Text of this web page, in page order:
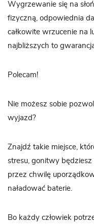
Wygrzewanie się na
fizyczną, odpowiednia
całkowite wrzucenie na
najbliższych to
Polecam!
Nie możesz sobie
wyjazd?
Znajdź takie miejsce,
stresu, gonitwy będziesz
przez chwilę
naładować baterie.
Bo każdy człowiek